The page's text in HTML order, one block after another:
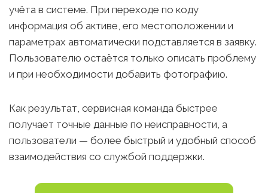
учёта в системе. При переходе по коду
информация об активе, его местоположении и
параметрах автоматически подставляется в заявку.
Пользователю остаётся только описать проблему
и при необходимости добавить фотографию.
Как результат, сервисная команда быстрее
получает точные данные по неисправности, а
пользователи — более быстрый и удобный способ
взаимодействия со службой поддержки.